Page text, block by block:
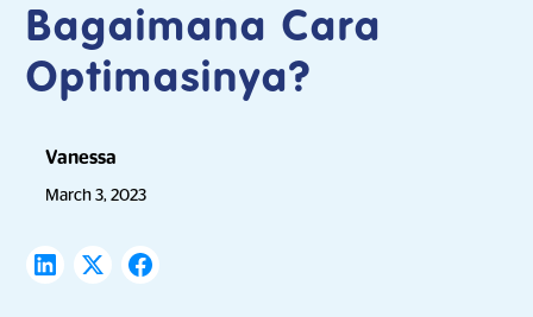
Bagaimana Cara
Optimasinya?
Vanessa
March 3, 2023